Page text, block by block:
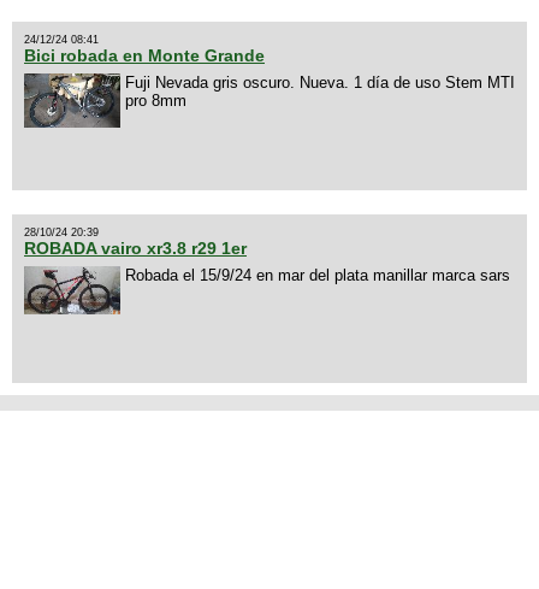
24/12/24 08:41
Bici robada en Monte Grande
Fuji Nevada gris oscuro. Nueva. 1 día de uso Stem MTI
pro 8mm
28/10/24 20:39
ROBADA vairo xr3.8 r29 1er
Robada el 15/9/24 en mar del plata manillar marca sars